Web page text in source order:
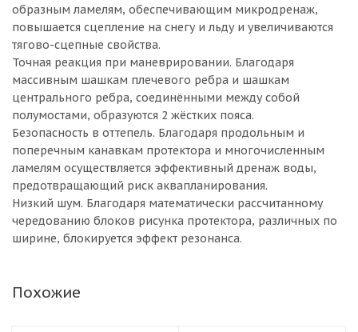
образным ламелям, обеспечивающим микродренаж,
повышается сцепление на снегу и льду и увеличиваются
тягово-сцепные свойства.
Точная реакция при маневрировании. Благодаря
массивным шашкам плечевого ребра и шашкам
центрального ребра, соединёнными между собой
полумостами, образуются 2 жёстких пояса.
Безопасность в оттепель. Благодаря продольным и
поперечным канавкам протектора и многочисленным
ламелям осуществляется эффективный дренаж воды,
предотвращающий риск аквапланирования.
Низкий шум. Благодаря математически рассчитанному
чередованию блоков рисунка протектора, различных по
ширине, блокируется эффект резонанса.
Похожие